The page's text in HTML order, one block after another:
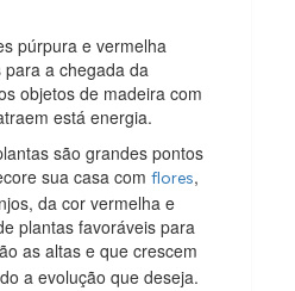
púrpura e vermelha
a chegada da
objetos de madeira com
está energia.
são grandes pontos
sua casa comflores,
da cor vermelha e
plantas favoráveis para
as altas e que crescem
a evolução que deseja.